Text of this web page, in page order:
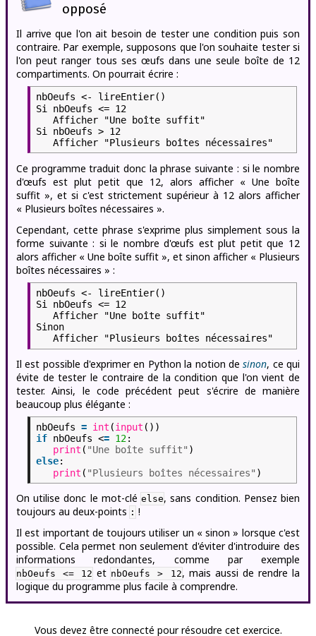
opposé
Il arrive que l'on ait besoin de tester une condition puis son
contraire. Par exemple, supposons que l'on souhaite tester si
l'on peut ranger tous ses œufs dans une seule boîte de 12
compartiments. On pourrait écrire :
nbOeufs <- lireEntier()
Si nbOeufs <= 12
Afficher "Une boîte suffit"
Si nbOeufs > 12
Afficher "Plusieurs boîtes nécessaires"
Ce programme traduit donc la phrase suivante : si le nombre
d'œufs est plut petit que 12, alors afficher « Une boîte
suffit », et si c'est strictement supérieur à 12 alors afficher
« Plusieurs boîtes nécessaires ».
Cependant, cette phrase s'exprime plus simplement sous la
forme suivante : si le nombre d'œufs est plut petit que 12
alors afficher « Une boîte suffit », et sinon afficher « Plusieurs
boîtes nécessaires » :
nbOeufs <- lireEntier()
Si nbOeufs <= 12
Afficher "Une boîte suffit"
Sinon
Afficher "Plusieurs boîtes nécessaires"
Il est possible d'exprimer en Python la notion desinon, ce qui
évite de tester le contraire de la condition que l'on vient de
tester. Ainsi, le code précédent peut s'écrire de manière
beaucoup plus élégante :
nbOeufs = int (input ())
if nbOeufs <= 12:
print ( "Une boîte suffit" )
else:
print ( "Plusieurs boîtes nécessaires" )
On utilise donc le mot-cléelse, sans condition. Pensez bien
toujours au deux-points : !
Il est important de toujours utiliser un « sinon » lorsque c'est
possible. Cela permet non seulement d'éviter d'introduire des
informations redondantes, comme par exemple
nbOeufs <= 12 et nbOeufs > 12, mais aussi de rendre la
logique du programme plus facile à comprendre.
Vous devez être connecté pour résoudre cet exercice.